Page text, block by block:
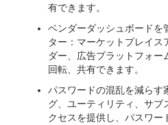
有できます。
ベンダーダッシュボードを
ター：マーケットプレイス
ダー、広告プラットフォー
回転、共有できます。
パスワードの混乱を減らす
グ、ユーティリティ、サブ
クセスを提供し、パスワー